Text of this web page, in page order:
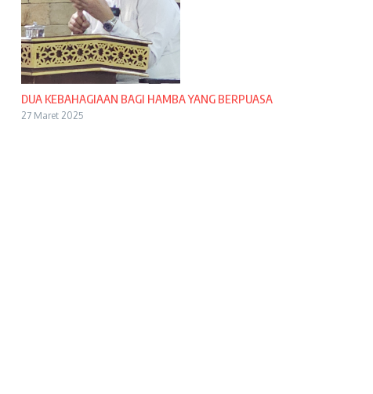
DUA KEBAHAGIAAN BAGI HAMBA YANG BERPUASA
27 Maret 2025